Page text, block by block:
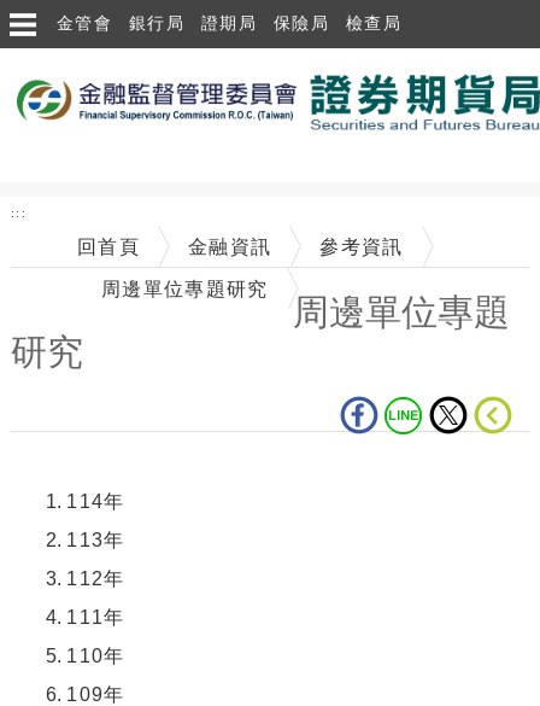
跳到主要內容區塊
金管會 銀行局 證期局 保險局 檢查局
:::
回首頁 金融資訊 參考資訊
周邊單位專題研究
周邊單位專題
研究
114年
113年
112年
111年
110年
109年